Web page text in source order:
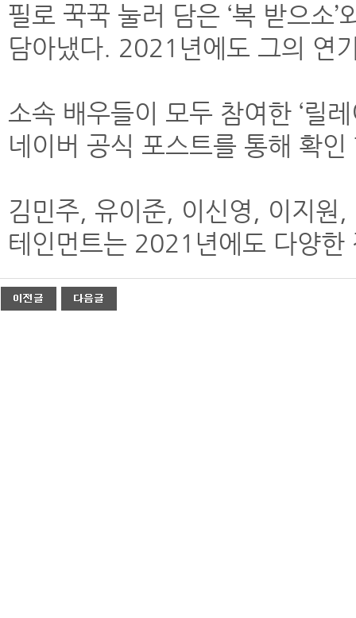
필로 꾹꾹 눌러 담은 ‘복 받으소
담아냈다. 2021년에도 그의 연
소속 배우들이 모두 참여한 ‘릴
네이버 공식 포스트를 통해 확
김민주, 유이준, 이신영, 이지원
테인먼트는 2021년에도 다양